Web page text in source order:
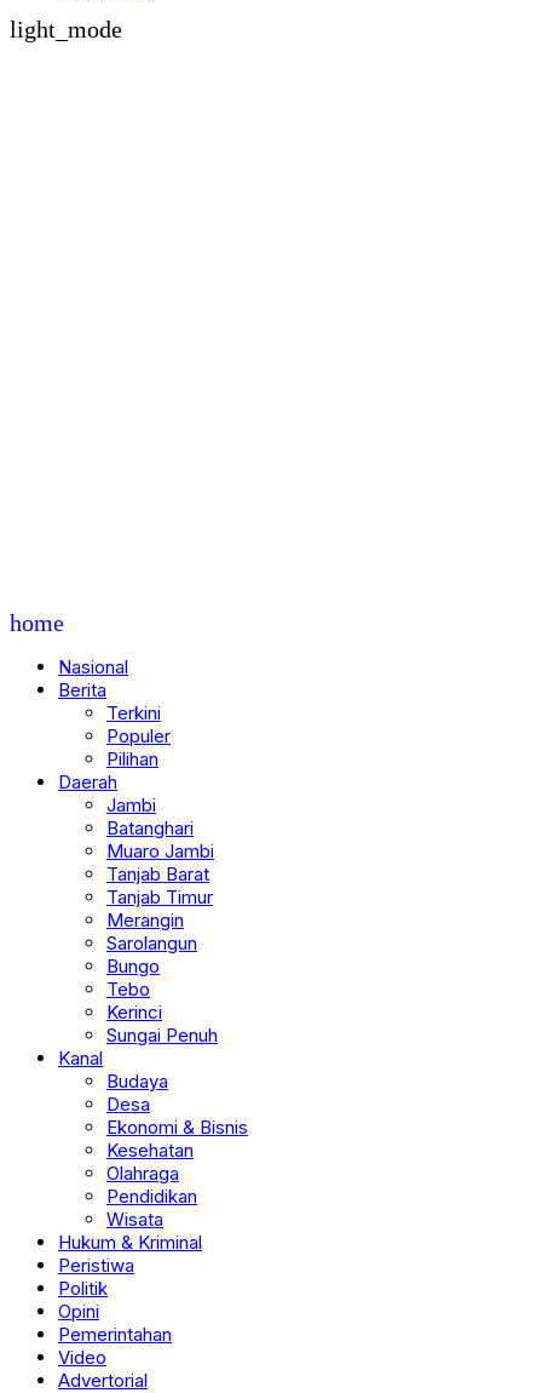
light_mode
home
Nasional
Berita
Terkini
Populer
Pilihan
Daerah
Jambi
Batanghari
Muaro Jambi
Tanjab Barat
Tanjab Timur
Merangin
Sarolangun
Bungo
Tebo
Kerinci
Sungai Penuh
Kanal
Budaya
Desa
Ekonomi & Bisnis
Kesehatan
Olahraga
Pendidikan
Wisata
Hukum & Kriminal
Peristiwa
Politik
Opini
Pemerintahan
Video
Advertorial